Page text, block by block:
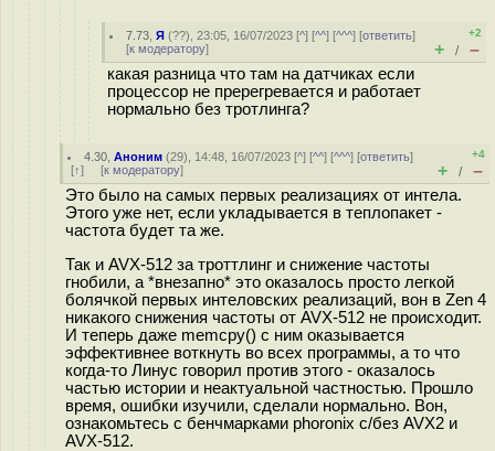
7.73 ,Я (??), 23:05, 16/07/2023 [^] [^^] [^^^] [ответить]
[к модератору]
+2
+ / –
какая разница что там на датчиках если
процессор не пререгревается и работает
нормально без тротлинга?
4.30 ,Аноним (29), 14:48, 16/07/2023 [^] [^^] [^^^] [ответить]
[↑] [к модератору]
+4
+ / –
Это было на самых первых реализациях от интела.
Этого уже нет, если укладывается в теплопакет -
частота будет та же.
Так и AVX-512 за троттлинг и снижение частоты
гнобили, а *внезапно* это оказалось просто легкой
болячкой первых интеловских реализаций, вон в Zen 4
никакого снижения частоты от AVX-512 не происходит.
И теперь даже memcpy() с ним оказывается
эффективнее воткнуть во всех программы, а то что
когда-то Линус говорил против этого - оказалось
частью истории и неактуальной частностью. Прошло
время, ошибки изучили, сделали нормально. Вон,
ознакомьтесь с бенчмарками phoronix с/без AVX2 и
AVX-512.